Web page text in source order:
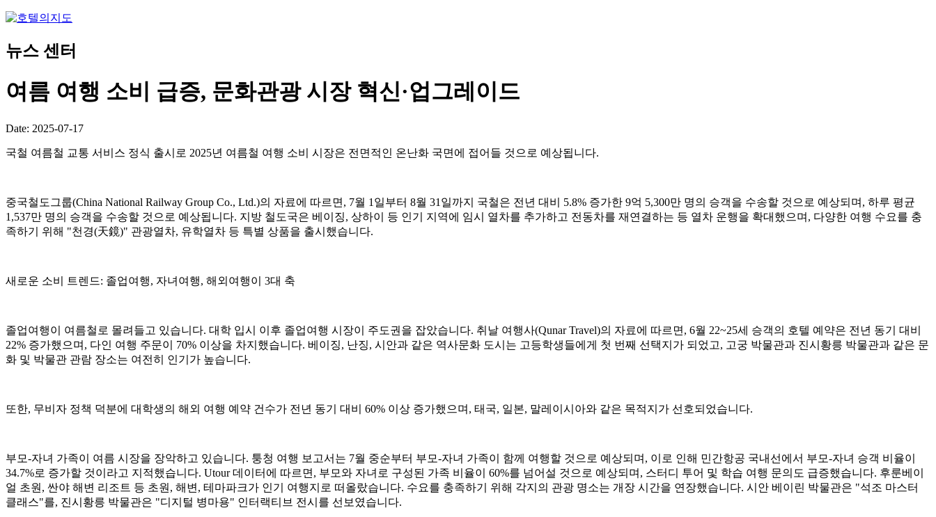
뉴스 센터
여름 여행 소비 급증, 문화관광 시장 혁신·업그레이드
Date: 2025-07-17
국철 여름철 교통 서비스 정식 출시로 2025년 여름철 여행 소비 시장은 전면적인 온난화 국면에 접어들 것으로 예상됩니다.
중국철도그룹(China National Railway Group Co., Ltd.)의 자료에 따르면, 7월 1일부터 8월 31일까지 국철은 전년 대비 5.8% 증가한 9억 5,300만 명의 승객을 수송할 것으로 예상되며, 하루 평균
1,537만 명의 승객을 수송할 것으로 예상됩니다. 지방 철도국은 베이징, 상하이 등 인기 지역에 임시 열차를 추가하고 전동차를 재연결하는 등 열차 운행을 확대했으며, 다양한 여행 수요를 충
족하기 위해 "천경(天鏡)" 관광열차, 유학열차 등 특별 상품을 출시했습니다.
새로운 소비 트렌드: 졸업여행, 자녀여행, 해외여행이 3대 축
졸업여행이 여름철로 몰려들고 있습니다. 대학 입시 이후 졸업여행 시장이 주도권을 잡았습니다. 취날 여행사(Qunar Travel)의 자료에 따르면, 6월 22~25세 승객의 호텔 예약은 전년 동기 대비
22% 증가했으며, 다인 여행 주문이 70% 이상을 차지했습니다. 베이징, 난징, 시안과 같은 역사문화 도시는 고등학생들에게 첫 번째 선택지가 되었고, 고궁 박물관과 진시황릉 박물관과 같은 문
화 및 박물관 관람 장소는 여전히 인기가 높습니다.
또한, 무비자 정책 덕분에 대학생의 해외 여행 예약 건수가 전년 동기 대비 60% 이상 증가했으며, 태국, 일본, 말레이시아와 같은 목적지가 선호되었습니다.
부모-자녀 가족이 여름 시장을 장악하고 있습니다. 퉁청 여행 보고서는 7월 중순부터 부모-자녀 가족이 함께 여행할 것으로 예상되며, 이로 인해 민간항공 국내선에서 부모-자녀 승객 비율이
34.7%로 증가할 것이라고 지적했습니다. Utour 데이터에 따르면, 부모와 자녀로 구성된 가족 비율이 60%를 넘어설 것으로 예상되며, 스터디 투어 및 학습 여행 문의도 급증했습니다. 후룬베이
얼 초원, 싼야 해변 리조트 등 초원, 해변, 테마파크가 인기 여행지로 떠올랐습니다. 수요를 충족하기 위해 각지의 관광 명소는 개장 시간을 연장했습니다. 시안 베이린 박물관은 "석조 마스터
클래스"를, 진시황릉 박물관은 "디지털 병마용" 인터랙티브 전시를 선보였습니다.